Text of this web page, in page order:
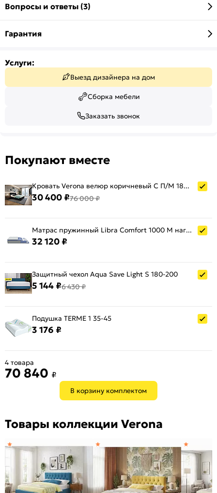
Вопросы и ответы (3)
Гарантия
Услуги:
Выезд дизайнера на дом
Сборка мебели
Заказать звонок
Покупают вместе
Кровать Verona велюр коричневый С П/М 1800x2000, ортопедическое основание, изголовье мягкое
30 400 ₽76 000 ₽
Матрас пружинный Libra Comfort 1000 M нагрузка до 140 кг 1800x2000
32 120 ₽
Защитный чехол Aqua Save Light S 180-200
5 144 ₽6 430 ₽
Подушка TERME 1 35-45
3 176 ₽
В корзину комплектом
4 товара
70 840 ₽
Товары коллекции Verona